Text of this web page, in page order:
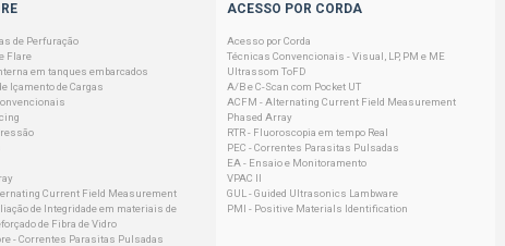
de Perfuração
Flare
em tanques embarcados
Içamento de Cargas
Current Field Measurement
de Integridade em materiais de
de Fibra de Vidro
- Correntes Parasitas Pulsadas
ACESSO POR CORDA
Acesso por Corda
Técnicas Convencionais - Visual, LP, PM e ME
Ultrassom ToFD
A/B e C-Scan com Pocket UT
ACFM - Alternating Current Field Measurement
Phased Array
RTR - Fluoroscopia em tempo Real
PEC - Correntes Parasitas Pulsadas
EA - Ensaio e Monitoramento
VPAC II
GUL - Guided Ultrasonics Lambware
PMI - Positive Materials Identification